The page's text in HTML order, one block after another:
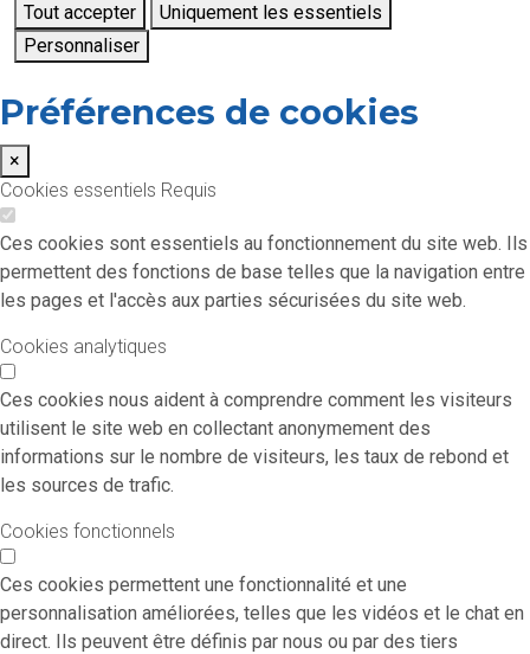
Tout accepter
Uniquement les essentiels
Personnaliser
Préférences de cookies
×
Cookies essentiels Requis
Ces cookies sont essentiels au fonctionnement du site web. Ils
permettent des fonctions de base telles que la navigation entre
les pages et l'accès aux parties sécurisées du site web.
Cookies analytiques
Ces cookies nous aident à comprendre comment les visiteurs
utilisent le site web en collectant anonymement des
informations sur le nombre de visiteurs, les taux de rebond et
les sources de trafic.
Cookies fonctionnels
Ces cookies permettent une fonctionnalité et une
personnalisation améliorées, telles que les vidéos et le chat en
direct. Ils peuvent être définis par nous ou par des tiers